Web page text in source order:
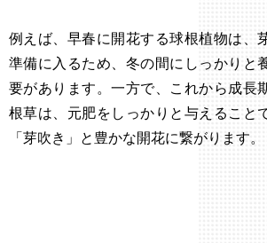
例えば、早春に開花する球根植物は、
準備に入るため、冬の間にしっかりと
要があります。一方で、これから成長
根草は、元肥をしっかりと与えること
「芽吹き」と豊かな開花に繋がります。